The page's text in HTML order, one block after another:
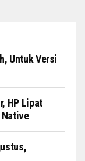
Untuk Versi
HP Lipat
Native